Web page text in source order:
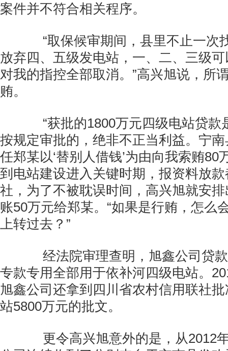
案件并不符合相关程序。
“取保候审期间，县里不止一次
放弃四、五级发电站，一、二、三级
对我的指控全部取消。”高兴旭说，所
贿。
“获批的1800万元四级电站贷款
按规定审批的，绝非不正当利益。宁
任郑某以‘替别人借钱’为由向我索贿80
到电站建设进入关键时期，报资料放
社，为了不被耽误时间，高兴旭就安
账50万元给郑某。“如果是行贿，怎么
上转过去？”
经法院审理查明，旭鑫公司贷款
专款专用全部用于依补河四级电站。
旭鑫公司还拿到四川省农村信用联社
站5800万元的批文。
更令高兴旭意外的是，从2012